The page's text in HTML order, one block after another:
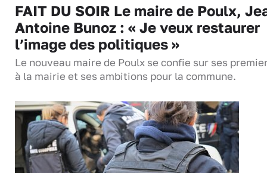
FAIT DU SOIR Le maire de Poulx,
Antoine Bunoz : « Je veux restaurer
l’image des politiques »
Le nouveau maire de Poulx se confie sur ses
à la mairie et ses ambitions pour la commune.